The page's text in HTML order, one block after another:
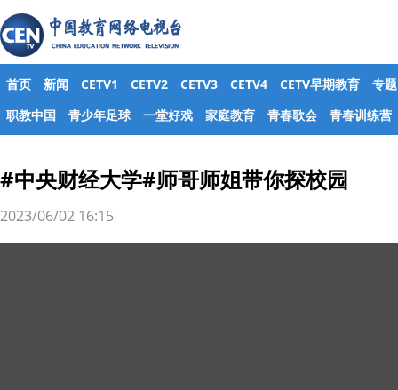
首页 新闻 CETV1 CETV2 CETV3 CETV4 CETV早期教育
专题
职教中国
青少年足球 一堂好戏 家庭教育 青春歌会 青春训练营
#中央财经大学#师哥师姐带你探校园
2023/06/02 16:15